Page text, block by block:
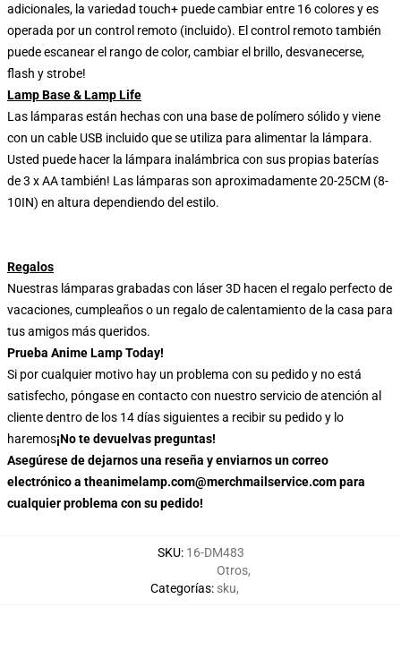
adicionales, la variedad touch+ puede cambiar entre 16 colores y es
operada por un control remoto (incluido). El control remoto también
puede escanear el rango de color, cambiar el brillo, desvanecerse,
flash y strobe!
Lamp Base & Lamp Life
Las lámparas están hechas con una base de polímero sólido y viene
con un cable USB incluido que se utiliza para alimentar la lámpara.
Usted puede hacer la lámpara inalámbrica con sus propias baterías
de 3 x AA también! Las lámparas son aproximadamente 20-25CM (8-
10IN) en altura dependiendo del estilo.
Regalos
Nuestras lámparas grabadas con láser 3D hacen el regalo perfecto de
vacaciones, cumpleaños o un regalo de calentamiento de la casa para
tus amigos más queridos.
Prueba Anime Lamp Today!
Si por cualquier motivo hay un problema con su pedido y no está
satisfecho, póngase en contacto con nuestro servicio de atención al
cliente dentro de los 14 días siguientes a recibir su pedido y lo
haremos¡No te devuelvas preguntas!
Asegúrese de dejarnos una reseña y enviarnos un correo
electrónico a theanimelamp.com@merchmailservice.com para
cualquier problema con su pedido!
SKU: 16-DM483
Categorías:
Otros,
sku,